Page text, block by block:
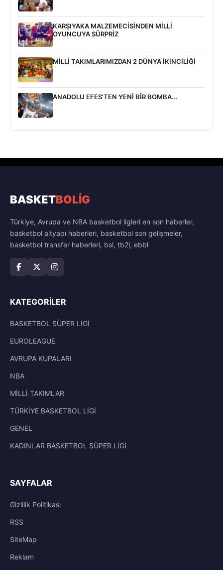
KARŞIYAKA MALZEMECİSİNDEN MİLLİ
OYUNCUYA SÜRPRİZ
MİLLİ TAKIMLARIMIZDAN 2 DÜNYA İKİNCİLİĞİ
ANADOLU EFES'TEN YENİ BİR BOMBA...
BASKETBOLİG
Türkiye, Avrupa ve NBA basketbol ligleri en son haberler,
basketbol altyapı haberleri, basketbol son gelişmeler,
basketbol transfer haberleri, bsl, tb2l, ebbl
KATEGORILER
BASKETBOL SÜPER LİGİ
EUROLEAGUE
AVRUPA KUPALARI
NBA
MİLLİ TAKIMLAR
TÜRKİYE BASKETBOL LİGİ
GENEL
KADINLAR BASKETBOL SÜPER LİGİ
SAYFALAR
Gizlilik Politikası
RSS
SiteMap
Reklam